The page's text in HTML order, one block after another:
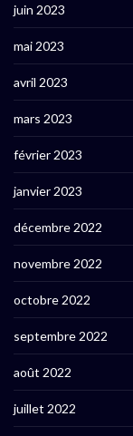
juin 2023
mai 2023
avril 2023
mars 2023
février 2023
janvier 2023
décembre 2022
novembre 2022
octobre 2022
septembre 2022
août 2022
juillet 2022